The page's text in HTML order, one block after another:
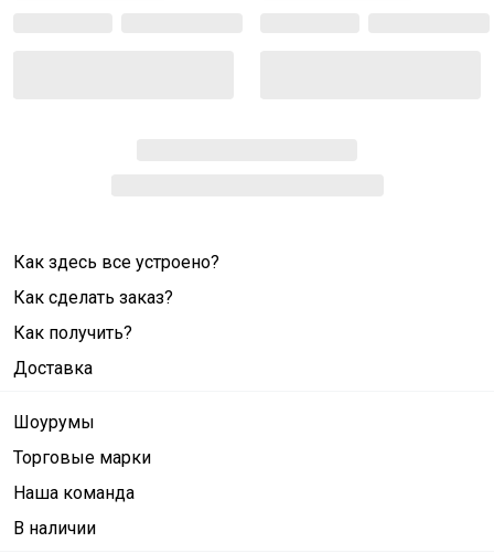
Как здесь все устроено?
Как сделать заказ?
Как получить?
Доставка
Шоурумы
Торговые марки
Наша команда
В наличии